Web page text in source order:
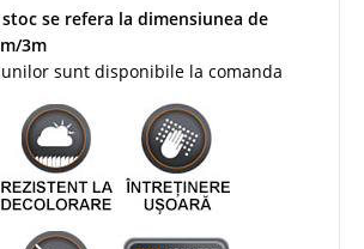
se refera la dimensiunea de
3m
sunt disponibile la comanda